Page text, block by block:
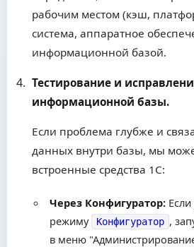
рабочим местом (кэш,
система, аппаратное
информационной базой.
Тестирование и
информационной базы.
Если проблема глубже и
данных внутри базы, мы
встроенные средства 1С:
Через Конфигуратор: Если
режиму
Конфигуратор ,
в меню